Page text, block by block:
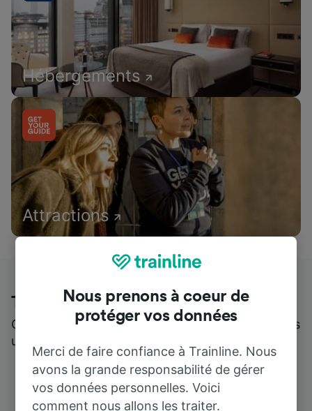
Hébergements
Attractions
Trainline : l'avis de nos clients
Qui mieux pour parler de nous, que ceux qui nous
utilisent ?
Nous prenons à coeur de
protéger vos données
Merci de faire confiance à Trainline. Nous
avons la grande responsabilité de gérer
vos données personnelles. Voici
comment nous allons les traiter.